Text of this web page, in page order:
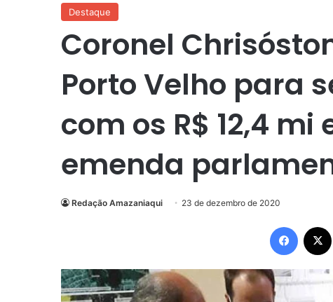
Destaque
Coronel
Porto Velho para
com os R$ 12,4
emenda
Redação Amazaniaqui 23 de dezembro de 2020